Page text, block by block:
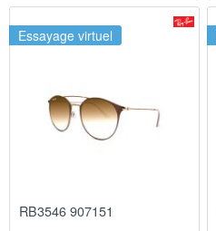
Essayage virtuel
RB3546 907151